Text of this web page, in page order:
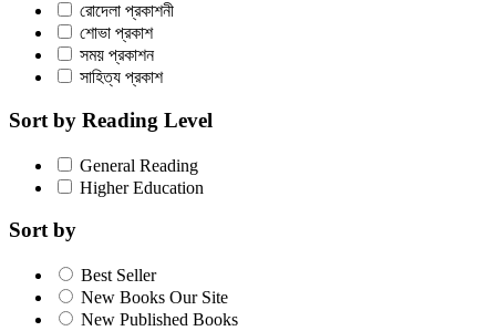
রোদেলা প্রকাশনী
শোভা প্রকাশ
সময় প্রকাশন
সাহিত্য প্রকাশ
Sort by Reading Level
General Reading
Higher Education
Sort by
Best Seller
New Books Our Site
New Published Books